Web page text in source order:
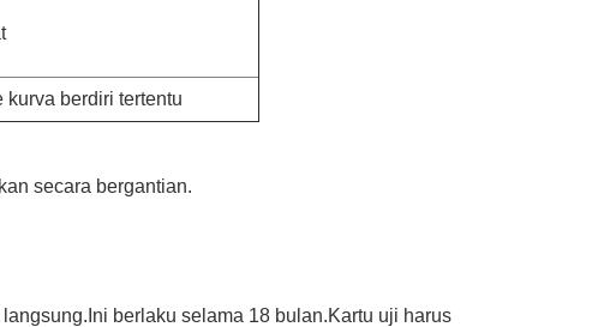
kurva berdiri tertentu
secara bergantian.
berlaku selama 18 bulan.Kartu uji harus